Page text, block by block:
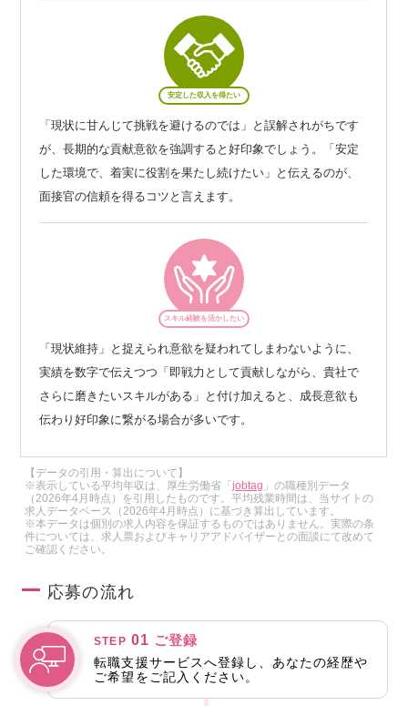
安定した収入を得たい
「現状に甘んじて挑戦を避けるのでは」と誤解されがちです
が、長期的な貢献意欲を強調すると好印象でしょう。「安定
した環境で、着実に役割を果たし続けたい」と伝えるのが、
面接官の信頼を得るコツと言えます。
スキル経験を活かしたい
「現状維持」と捉えられ意欲を疑われてしまわないように、
実績を数字で伝えつつ「即戦力として貢献しながら、貴社で
さらに磨きたいスキルがある」と付け加えると、成長意欲も
伝わり好印象に繋がる場合が多いです。
【データの引用・算出について】
※表示している平均年収は、厚生労働省「jobtag 」の職種別データ
（2026年4月時点）を引用したものです。平均残業時間は、当サイトの
求人データベース（2026年4月時点）に基づき算出しています。
※本データは個別の求人内容を保証するものではありません。実際の条
件については、求人票およびキャリアアドバイザーとの面談にて改めて
ご確認ください。
応募の流れ
STEP 01 ご登録
転職支援サービスへ登録し、あなたの経歴や
ご希望をご記入ください。